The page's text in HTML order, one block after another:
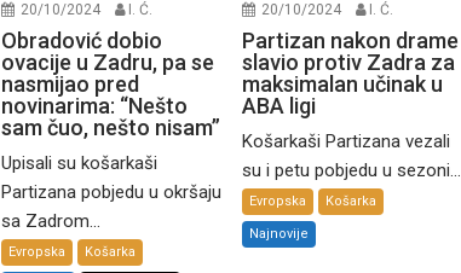
20/10/2024 I. Ć.
Obradović dobio
ovacije u Zadru, pa se
nasmijao pred
novinarima: “Nešto
sam čuo, nešto nisam”
Upisali su košarkaši
Partizana pobjedu u okršaju
sa Zadrom...
Evropska Košarka
20/10/2024 I. Ć.
Partizan nakon drame
slavio protiv Zadra za
maksimalan učinak u
ABA ligi
Košarkaši Partizana vezali
su i petu pobjedu u sezoni...
Evropska Košarka
Najnovije